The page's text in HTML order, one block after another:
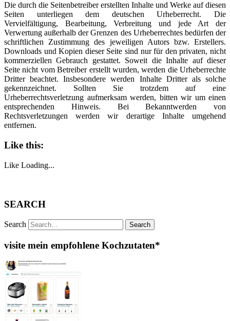
Die durch die Seitenbetreiber erstellten Inhalte und Werke auf diesen
Seiten unterliegen dem deutschen Urheberrecht. Die
Vervielfältigung, Bearbeitung, Verbreitung und jede Art der
Verwertung außerhalb der Grenzen des Urheberrechtes bedürfen der
schriftlichen Zustimmung des jeweiligen Autors bzw. Erstellers.
Downloads und Kopien dieser Seite sind nur für den privaten, nicht
kommerziellen Gebrauch gestattet. Soweit die Inhalte auf dieser
Seite nicht vom Betreiber erstellt wurden, werden die Urheberrechte
Dritter beachtet. Insbesondere werden Inhalte Dritter als solche
gekennzeichnet. Sollten Sie trotzdem auf eine
Urheberrechtsverletzung aufmerksam werden, bitten wir um einen
entsprechenden Hinweis. Bei Bekanntwerden von
Rechtsverletzungen werden wir derartige Inhalte umgehend
entfernen.
Like this:
Like Loading...
SEARCH
Search
visite mein empfohlene Kochzutaten*